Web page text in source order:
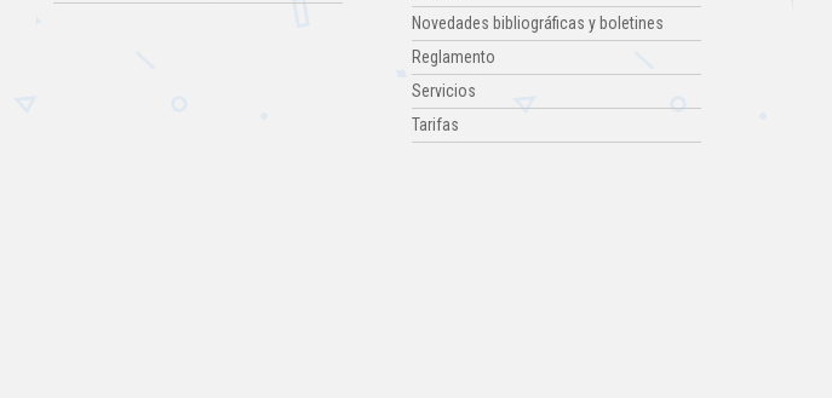
Novedades bibliográficas y boletines
Reglamento
Servicios
Tarifas